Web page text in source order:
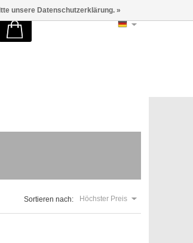
Sortieren nach: Höchster Preis
unsere Datenschutzerklärung. »